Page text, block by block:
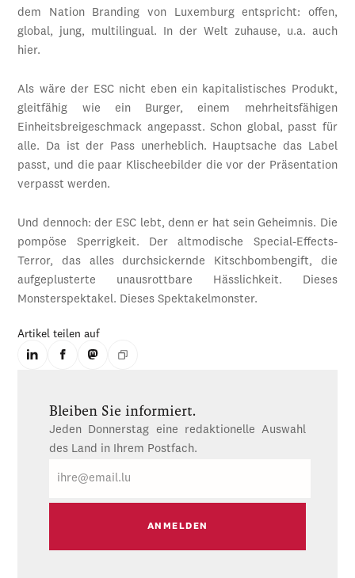
dem Nation Branding von Luxemburg entspricht: offen,
global, jung, multilingual. In der Welt zuhause, u.a. auch
hier.
Als wäre der ESC nicht eben ein kapitalistisches Produkt,
gleitfähig wie ein Burger, einem mehrheitsfähigen
Einheitsbreigeschmack angepasst. Schon global, passt für
alle. Da ist der Pass unerheblich. Hauptsache das Label
passt, und die paar Klischeebilder die vor der Präsentation
verpasst werden.
Und dennoch: der ESC lebt, denn er hat sein Geheimnis. Die
pompöse Sperrigkeit. Der altmodische Special-Effects-
Terror, das alles durchsickernde Kitschbombengift, die
aufgeplusterte unausrottbare Hässlichkeit. Dieses
Monsterspektakel. Dieses Spektakelmonster.
Artikel teilen auf
Bleiben Sie informiert.
Jeden Donnerstag eine redaktionelle Auswahl
des Land in Ihrem Postfach.
Mail